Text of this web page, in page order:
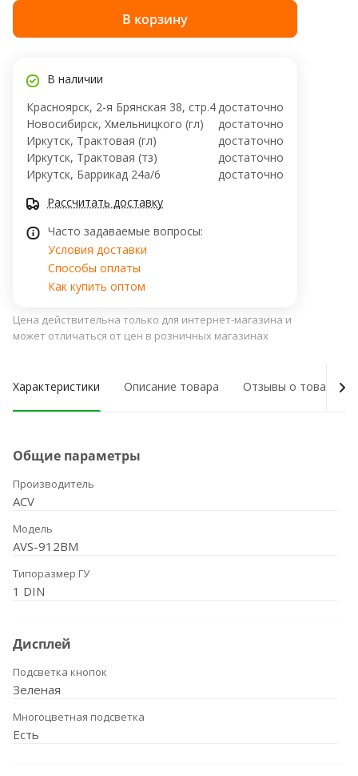
В корзину
В наличии
Красноярск, 2-я Брянская 38, стр.4достаточно
Новосибирск, Хмельницкого (гл)
достаточно
Иркутск, Трактовая (гл)
достаточно
Иркутск, Трактовая (тз)
достаточно
Иркутск, ​Баррикад 24а/6
достаточно
Рассчитать доставку
Часто задаваемые вопросы:
Условия доставки
Способы оплаты
Как купить оптом
Цена действительна только для интернет-магазина и
может отличаться от цен в розничных магазинах
Характеристики Описание товара Отзывы о товаре
Общие параметры
Производитель
ACV
Модель
AVS-912BM
Типоразмер ГУ
1 DIN
Дисплей
Подсветка кнопок
Зеленая
Многоцветная подсветка
Есть